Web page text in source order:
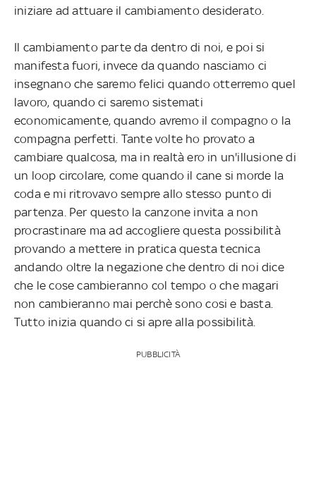
iniziare ad attuare il cambiamento desiderato.
Il cambiamento parte da dentro di noi, e poi si
manifesta fuori, invece da quando nasciamo ci
insegnano che saremo felici quando otterremo quel
lavoro, quando ci saremo sistemati
economicamente, quando avremo il compagno o la
compagna perfetti. Tante volte ho provato a
cambiare qualcosa, ma in realtà ero in un'illusione di
un loop circolare, come quando il cane si morde la
coda e mi ritrovavo sempre allo stesso punto di
partenza. Per questo la canzone invita a non
procrastinare ma ad accogliere questa possibilità
provando a mettere in pratica questa tecnica
andando oltre la negazione che dentro di noi dice
che le cose cambieranno col tempo o che magari
non cambieranno mai perchè sono cosi e basta.
Tutto inizia quando ci si apre alla possibilità.
PUBBLICITÀ